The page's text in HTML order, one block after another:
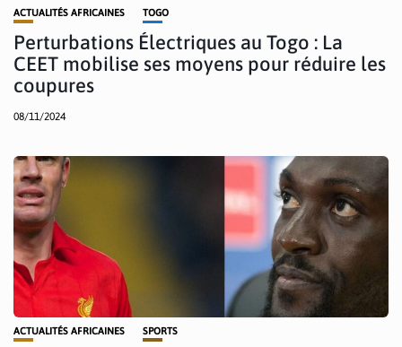
ACTUALITÉS AFRICAINES TOGO
Perturbations Électriques au Togo : La
CEET mobilise ses moyens pour réduire les
coupures
08/11/2024
ACTUALITÉS AFRICAINES SPORTS